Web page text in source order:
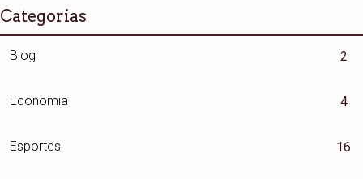
Categorias
Blog 2
Economia 4
Esportes 16